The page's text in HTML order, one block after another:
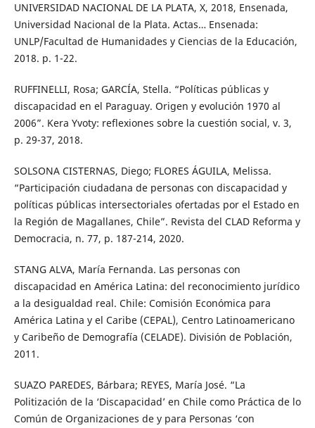
UNIVERSIDAD NACIONAL DE LA PLATA, X, 2018, Ensenada,
Universidad Nacional de la Plata. Actas… Ensenada:
UNLP/Facultad de Humanidades y Ciencias de la Educación,
2018. p. 1-22.
RUFFINELLI, Rosa; GARCÍA, Stella. “Políticas públicas y
discapacidad en el Paraguay. Origen y evolución 1970 al
2006”. Kera Yvoty: reflexiones sobre la cuestión social, v. 3,
p. 29-37, 2018.
SOLSONA CISTERNAS, Diego; FLORES ÁGUILA, Melissa.
“Participación ciudadana de personas con discapacidad y
políticas públicas intersectoriales ofertadas por el Estado en
la Región de Magallanes, Chile”. Revista del CLAD Reforma y
Democracia, n. 77, p. 187-214, 2020.
STANG ALVA, María Fernanda. Las personas con
discapacidad en América Latina: del reconocimiento jurídico
a la desigualdad real. Chile: Comisión Económica para
América Latina y el Caribe (CEPAL), Centro Latinoamericano
y Caribeño de Demografía (CELADE). División de Población,
2011.
SUAZO PAREDES, Bárbara; REYES, María José. “La
Politización de la ‘Discapacidad’ en Chile como Práctica de lo
Común de Organizaciones de y para Personas ‘con